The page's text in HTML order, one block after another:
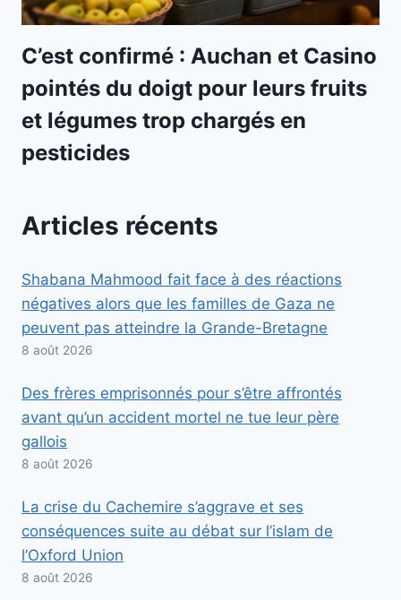
C’est confirmé : Auchan et Casino
pointés du doigt pour leurs fruits
et légumes trop chargés en
pesticides
Articles récents
Shabana Mahmood fait face à des réactions
négatives alors que les familles de Gaza ne
peuvent pas atteindre la Grande-Bretagne
8 août 2026
Des frères emprisonnés pour s’être affrontés
avant qu’un accident mortel ne tue leur père
gallois
8 août 2026
La crise du Cachemire s’aggrave et ses
conséquences suite au débat sur l’islam de
l’Oxford Union
8 août 2026